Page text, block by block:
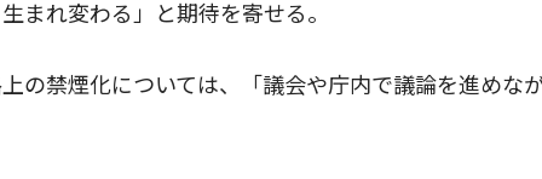
まれ変わる」と期待を寄せる。
禁煙化については、「議会や庁内で議論を進めな